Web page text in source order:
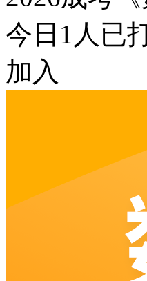
今日 1 人已
加入